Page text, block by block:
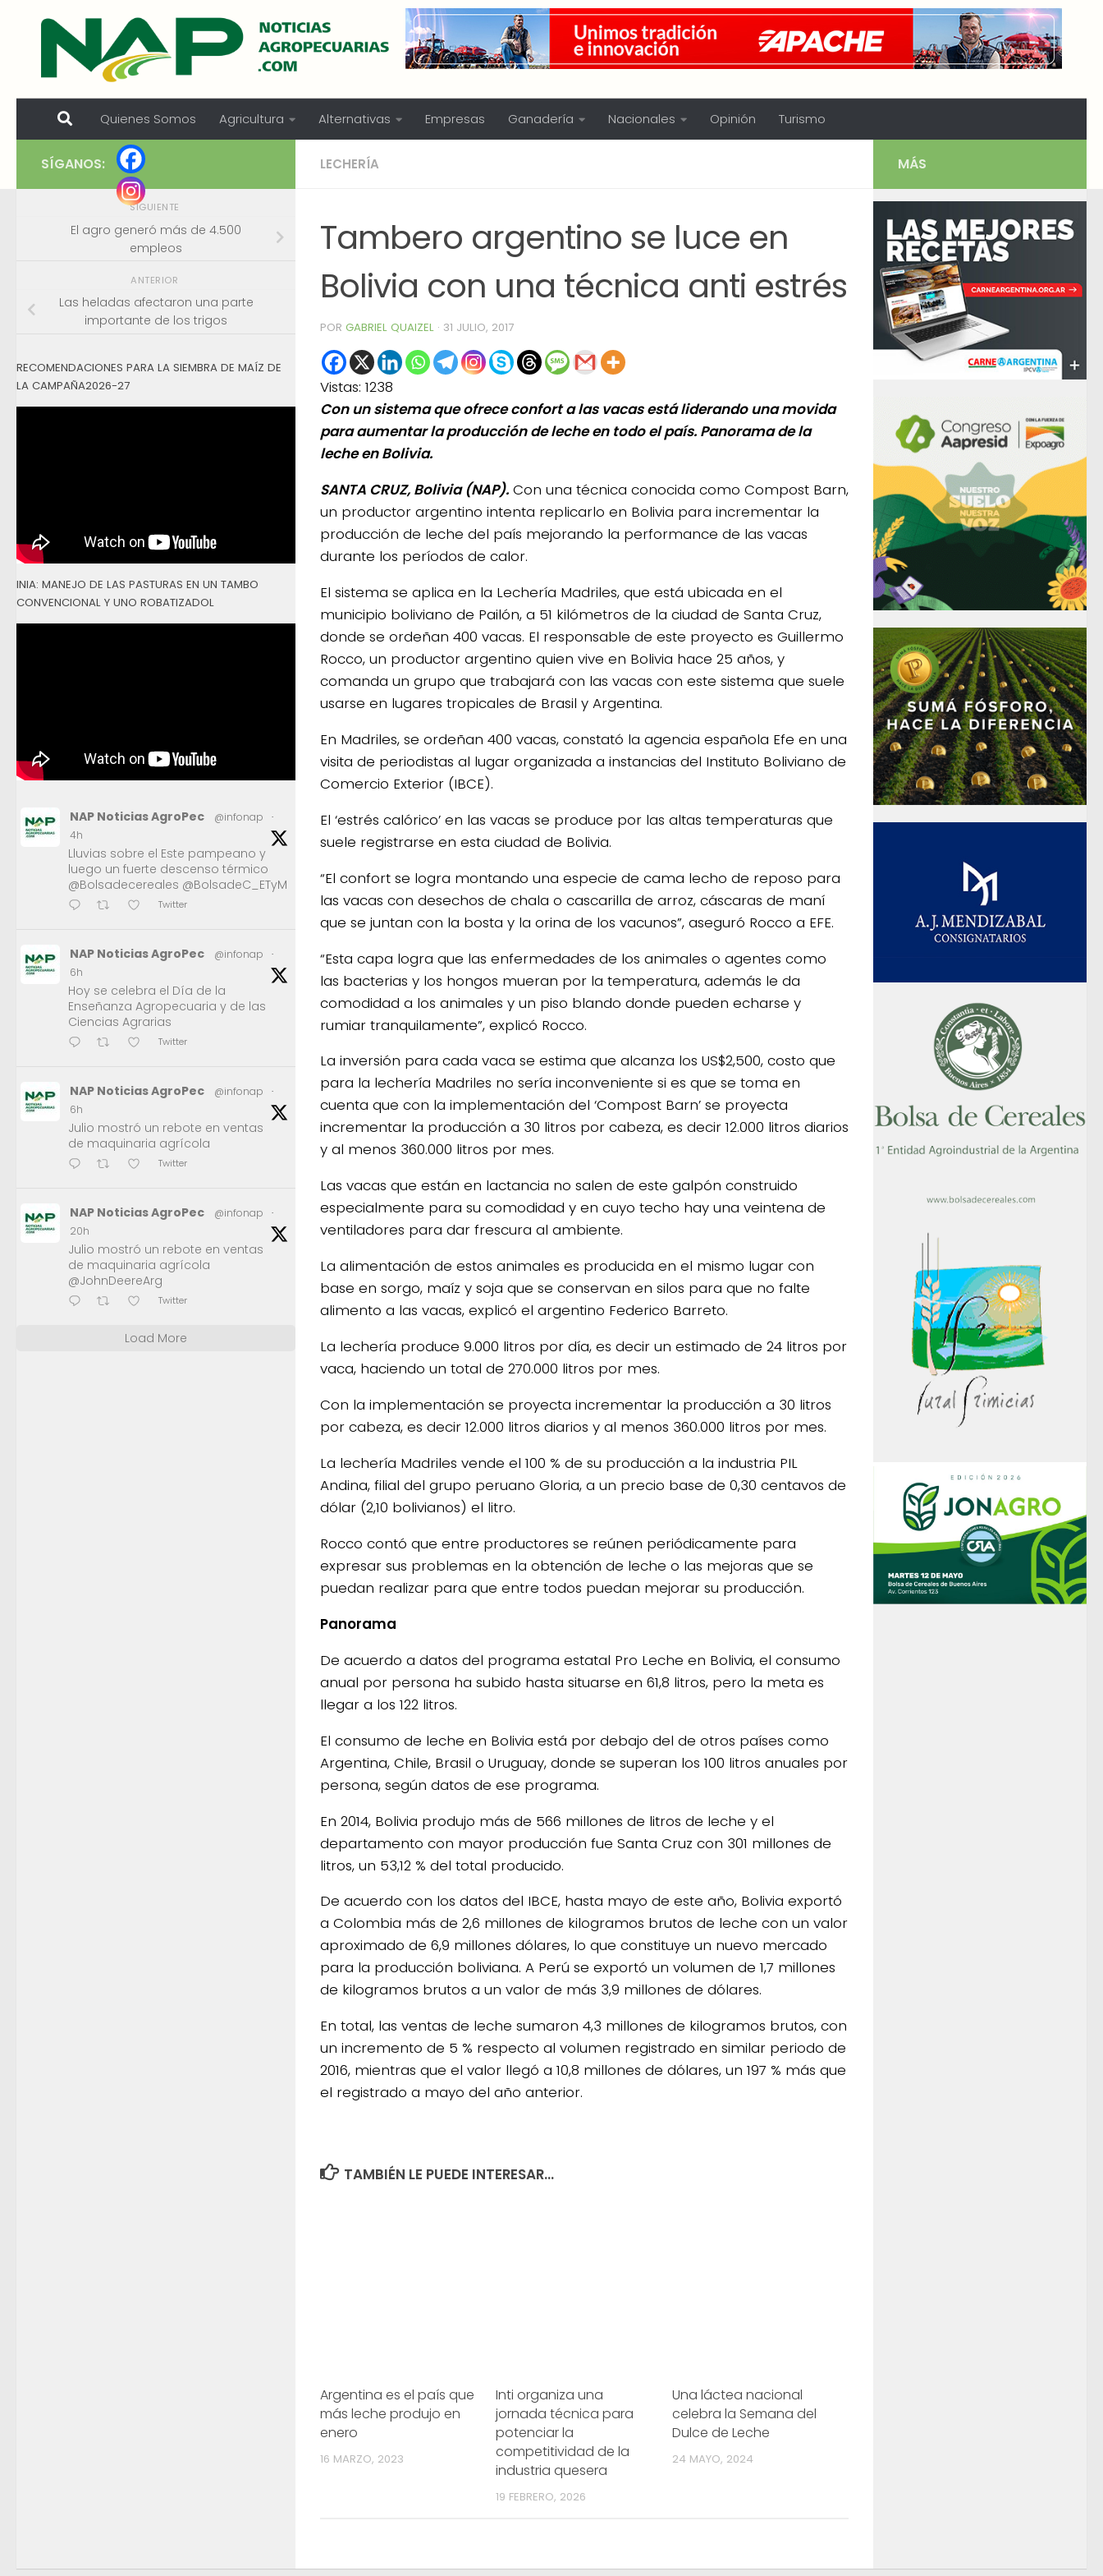
Skip to content
Quienes Somos Agricultura Alternativas Empresas Ganadería Nacionales Opinión Turismo
LECHERÍA
Tambero argentino se luce en
Bolivia con una técnica anti estrés
POR GABRIEL QUAIZEL · 31 JULIO, 2017
Vistas: 1238
Con un sistema que ofrece confort a las vacas está liderando una movida
para aumentar la producción de leche en todo el país. Panorama de la
leche en Bolivia.
SANTA CRUZ, Bolivia (NAP). Con una técnica conocida como Compost Barn,
un productor argentino intenta replicarlo en Bolivia para incrementar la
producción de leche del país mejorando la performance de las vacas
durante los períodos de calor.
El sistema se aplica en la Lechería Madriles, que está ubicada en el
municipio boliviano de Pailón, a 51 kilómetros de la ciudad de Santa Cruz,
donde se ordeñan 400 vacas. El responsable de este proyecto es Guillermo
Rocco, un productor argentino quien vive en Bolivia hace 25 años, y
comanda un grupo que trabajará con las vacas con este sistema que suele
usarse en lugares tropicales de Brasil y Argentina.
En Madriles, se ordeñan 400 vacas, constató la agencia española Efe en una
visita de periodistas al lugar organizada a instancias del Instituto Boliviano de
Comercio Exterior (IBCE).
El ‘estrés calórico’ en las vacas se produce por las altas temperaturas que
suele registrarse en esta ciudad de Bolivia.
“El confort se logra montando una especie de cama lecho de reposo para
las vacas con desechos de chala o cascarilla de arroz, cáscaras de maní
que se juntan con la bosta y la orina de los vacunos”, aseguró Rocco a EFE.
“Esta capa logra que las enfermedades de los animales o agentes como
las bacterias y los hongos mueran por la temperatura, además le da
comodidad a los animales y un piso blando donde pueden echarse y
rumiar tranquilamente”, explicó Rocco.
La inversión para cada vaca se estima que alcanza los US$2,500, costo que
para la lechería Madriles no sería inconveniente si es que se toma en
cuenta que con la implementación del ‘Compost Barn’ se proyecta
incrementar la producción a 30 litros por cabeza, es decir 12.000 litros diarios
y al menos 360.000 litros por mes.
Las vacas que están en lactancia no salen de este galpón construido
especialmente para su comodidad y en cuyo techo hay una veintena de
ventiladores para dar frescura al ambiente.
La alimentación de estos animales es producida en el mismo lugar con
base en sorgo, maíz y soja que se conservan en silos para que no falte
alimento a las vacas, explicó el argentino Federico Barreto.
La lechería produce 9.000 litros por día, es decir un estimado de 24 litros por
vaca, haciendo un total de 270.000 litros por mes.
Con la implementación se proyecta incrementar la producción a 30 litros
por cabeza, es decir 12.000 litros diarios y al menos 360.000 litros por mes.
La lechería Madriles vende el 100 % de su producción a la industria PIL
Andina, filial del grupo peruano Gloria, a un precio base de 0,30 centavos de
dólar (2,10 bolivianos) el litro.
Rocco contó que entre productores se reúnen periódicamente para
expresar sus problemas en la obtención de leche o las mejoras que se
puedan realizar para que entre todos puedan mejorar su producción.
Panorama
De acuerdo a datos del programa estatal Pro Leche en Bolivia, el consumo
anual por persona ha subido hasta situarse en 61,8 litros, pero la meta es
llegar a los 122 litros.
El consumo de leche en Bolivia está por debajo del de otros países como
Argentina, Chile, Brasil o Uruguay, donde se superan los 100 litros anuales por
persona, según datos de ese programa.
En 2014, Bolivia produjo más de 566 millones de litros de leche y el
departamento con mayor producción fue Santa Cruz con 301 millones de
litros, un 53,12 % del total producido.
De acuerdo con los datos del IBCE, hasta mayo de este año, Bolivia exportó
a Colombia más de 2,6 millones de kilogramos brutos de leche con un valor
aproximado de 6,9 millones dólares, lo que constituye un nuevo mercado
para la producción boliviana. A Perú se exportó un volumen de 1,7 millones
de kilogramos brutos a un valor de más 3,9 millones de dólares.
En total, las ventas de leche sumaron 4,3 millones de kilogramos brutos, con
un incremento de 5 % respecto al volumen registrado en similar periodo de
2016, mientras que el valor llegó a 10,8 millones de dólares, un 197 % más que
el registrado a mayo del año anterior.
TAMBIÉN LE PUEDE INTERESAR...
Argentina es el país que
más leche produjo en
enero
16 MARZO, 2023
Inti organiza una
jornada técnica para
potenciar la
competitividad de la
industria quesera
19 FEBRERO, 2026
Una láctea nacional
celebra la Semana del
Dulce de Leche
24 MAYO, 2024
SÍGANOS:
SIGUIENTE
El agro generó más de 4.500
empleos
ANTERIOR
Las heladas afectaron una parte
importante de los trigos
RECOMENDACIONES PARA LA SIEMBRA DE MAÍZ DE
LA CAMPAÑA2026-27
INIA: MANEJO DE LAS PASTURAS EN UN TAMBO
CONVENCIONAL Y UNO ROBATIZADOL
NAP Noticias AgroPec @infonap
·
4h
Lluvias sobre el Este pampeano y
luego un fuerte descenso térmico
@Bolsadecereales @BolsadeC_ETyM
Twitter
NAP Noticias AgroPec @infonap
·
6h
Hoy se celebra el Día de la
Enseñanza Agropecuaria y de las
Ciencias Agrarias
Twitter
NAP Noticias AgroPec @infonap
·
6h
Julio mostró un rebote en ventas
de maquinaria agrícola
Twitter
NAP Noticias AgroPec @infonap
·
20h
Julio mostró un rebote en ventas
de maquinaria agrícola
@JohnDeereArg
Twitter
Load More
MÁS